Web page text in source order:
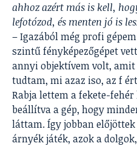
ahhoz azért más is kell,
lefotózod, és menten jó is
– Igazából még profi
szintű fényképezőgépet
annyi objektívem volt, amit
tudtam, mi azaz iso, az f
Rabja lettem a fekete-
beállítva a gép, hogy
láttam. Így jobban
árnyék játék, azok a